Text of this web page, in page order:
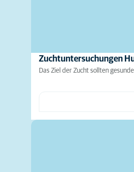
Zuchtuntersuchungen
Das Ziel der Zucht sollten